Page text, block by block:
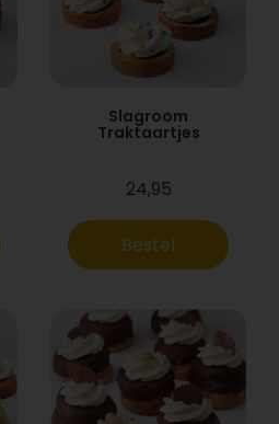
Slagroom
Traktaartjes
24,95
Bestel